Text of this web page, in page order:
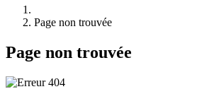
Page non trouvée
Page non trouvée